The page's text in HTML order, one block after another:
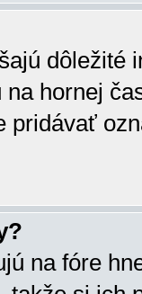
dôležité
hornej
pridávať
na fóre